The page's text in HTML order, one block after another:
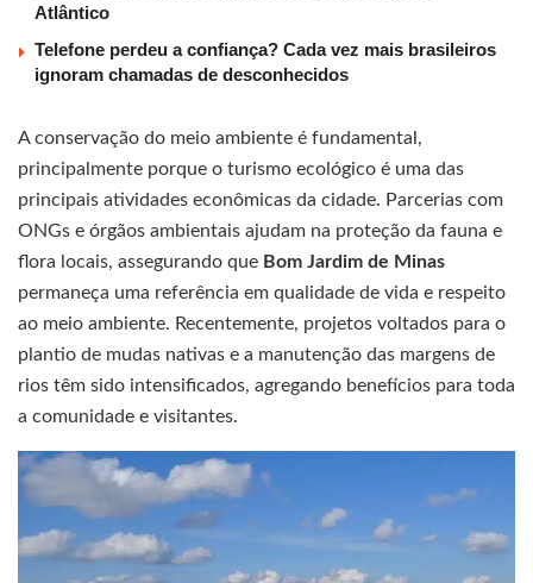
Atlântico
Telefone perdeu a confiança? Cada vez mais brasileiros
ignoram chamadas de desconhecidos
A conservação do meio ambiente é fundamental,
principalmente porque o turismo ecológico é uma das
principais atividades econômicas da cidade. Parcerias com
ONGs e órgãos ambientais ajudam na proteção da fauna e
flora locais, assegurando que Bom Jardim de Minas
permaneça uma referência em qualidade de vida e respeito
ao meio ambiente. Recentemente, projetos voltados para o
plantio de mudas nativas e a manutenção das margens de
rios têm sido intensificados, agregando benefícios para toda
a comunidade e visitantes.